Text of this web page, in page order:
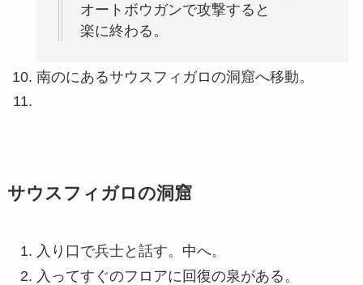
オートボウガンで攻撃すると
楽に終わる。
南のにあるサウスフィガロの洞窟へ移動。
サウスフィガロの洞窟
入り口で兵士と話す。中へ。
入ってすぐのフロアに回復の泉がある。